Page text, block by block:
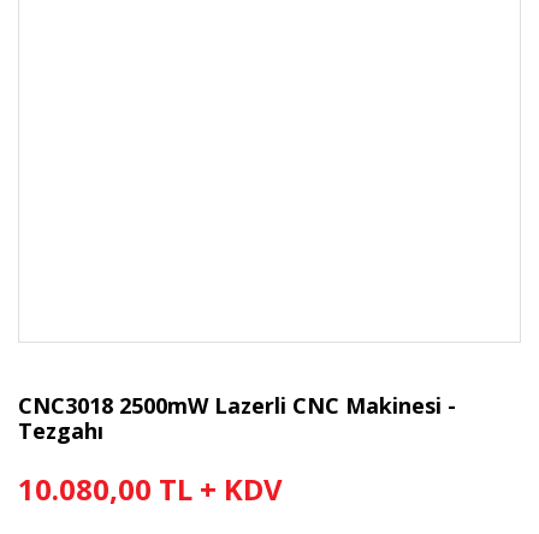
CNC3018 2500mW Lazerli CNC Makinesi -
Tezgahı
10.080,00 TL + KDV